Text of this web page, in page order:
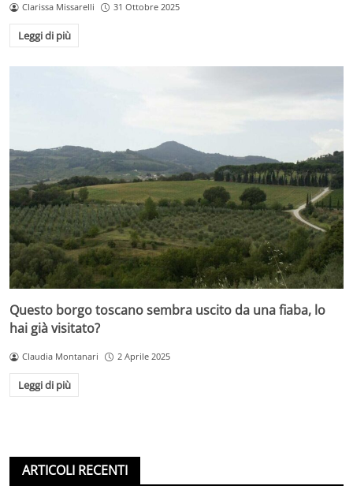
Clarissa Missarelli 31 Ottobre 2025
Leggi di più
Questo borgo toscano sembra uscito da una fiaba, lo
hai già visitato?
Claudia Montanari 2 Aprile 2025
Leggi di più
ARTICOLI RECENTI